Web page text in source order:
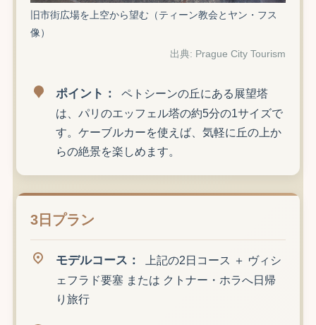
旧市街広場を上空から望む（ティーン教会とヤン・フス
像）
出典: Prague City Tourism
ポイント：
ペトシーンの丘にある展望塔
は、パリのエッフェル塔の約5分の1サイズで
す。ケーブルカーを使えば、気軽に丘の上か
らの絶景を楽しめます。
3日プラン
モデルコース：
上記の2日コース ＋ ヴィシ
ェフラド要塞 または クトナー・ホラへ日帰
り旅行